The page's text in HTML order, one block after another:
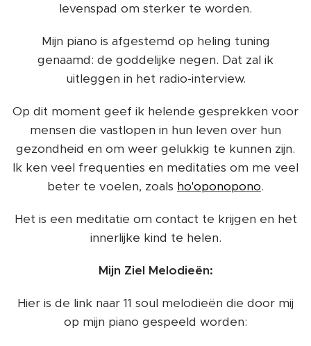
levenspad om sterker te worden.
Mijn piano is afgestemd op heling tuning
genaamd: de goddelijke negen. Dat zal ik
uitleggen in het radio-interview.
Op dit moment geef ik helende gesprekken voor
mensen die vastlopen in hun leven over hun
gezondheid en om weer gelukkig te kunnen zijn.
Ik ken veel frequenties en meditaties om me veel
beter te voelen, zoals ho'oponopono.
Het is een meditatie om contact te krijgen en het
innerlijke kind te helen.
Mijn Ziel Melodieën:
Hier is de link naar 11 soul melodieën die door mij
op mijn piano gespeeld worden: